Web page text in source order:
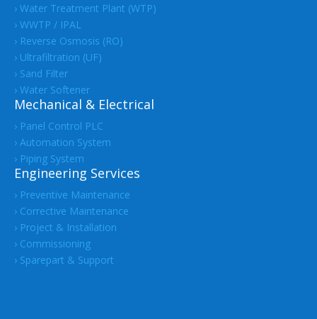
› Water Treatment Plant (WTP)
› WWTP / IPAL
› Reverse Osmosis (RO)
› Ultrafiltration (UF)
› Sand Filter
› Water Softener
Mechanical & Electrical
› Panel Control PLC
› Automation System
› Piping System
Engineering Services
› Preventive Maintenance
› Corrective Maintenance
› Project & Installation
› Commissioning
› Sparepart & Support